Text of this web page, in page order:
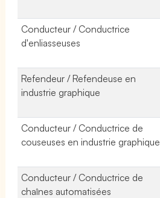
Conducteur / Conductrice
d'enliasseuses
Refendeur / Refendeuse en
industrie graphique
Conducteur / Conductrice de
couseuses en industrie graphique
Conducteur / Conductrice de
chaînes automatisées